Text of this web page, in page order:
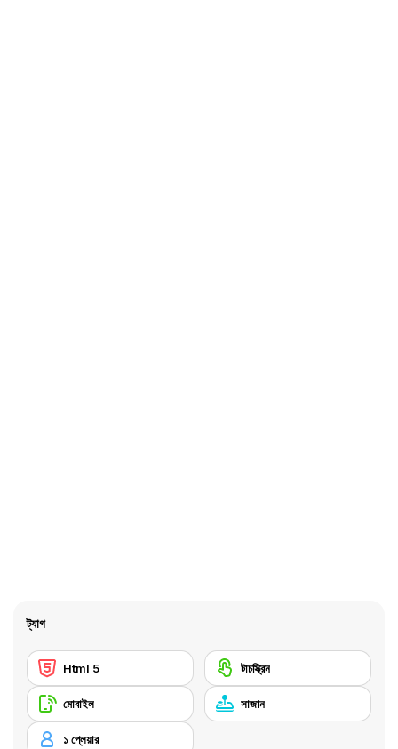
ট্যাগ
Html 5 টাচস্ক্রিন
মোবাইল সাজান
১ প্লেয়ার